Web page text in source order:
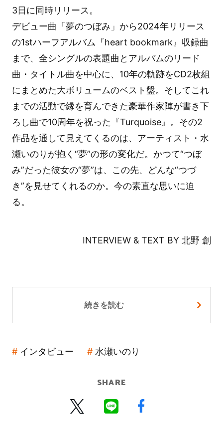
3日に同時リリース。
デビュー曲「夢のつぼみ」から2024年リリース
の1stハーフアルバム『heart bookmark』収録曲
まで、全シングルの表題曲とアルバムのリード
曲・タイトル曲を中心に、10年の軌跡をCD2枚組
にまとめた大ボリュームのベスト盤。そしてこれ
までの活動で縁を育んできた豪華作家陣が書き下
ろし曲で10周年を祝った『Turquoise』。その2
作品を通して見えてくるのは、アーティスト・水
瀬いのりが抱く“夢”の形の変化だ。かつて“つぼ
み”だった彼女の“夢”は、この先、どんな“つづ
き”を見せてくれるのか。今の素直な思いに迫
る。
INTERVIEW & TEXT BY 北野 創
続きを読む
インタビュー 水瀬いのり
SHARE